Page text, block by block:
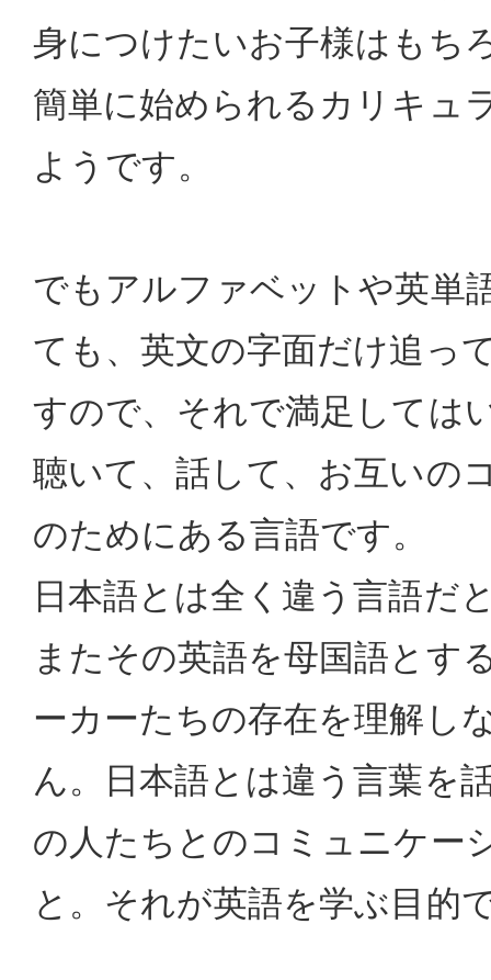
身につけたいお子様はもち
簡単に始められるカリキュ
ようです。
でもアルファベットや英単
ても、英文の字面だけ追っ
すので、それで満足しては
聴いて、話して、お互いの
のためにある言語です。
日本語とは全く違う言語だ
またその英語を母国語とす
ーカーたちの存在を理解し
ん。日本語とは違う言葉を
の人たちとのコミュニケー
と。それが英語を学ぶ目的